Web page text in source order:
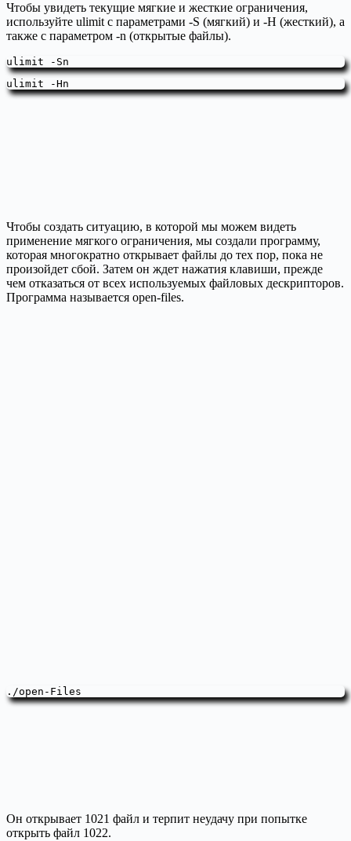
Чтобы увидеть текущие мягкие и жесткие ограничения,
используйте ulimit с параметрами -S (мягкий) и -H (жесткий), а
также с параметром -n (открытые файлы).
ulimit -Sn
ulimit -Hn
Чтобы создать ситуацию, в которой мы можем видеть
применение мягкого ограничения, мы создали программу,
которая многократно открывает файлы до тех пор, пока не
произойдет сбой. Затем он ждет нажатия клавиши, прежде
чем отказаться от всех используемых файловых дескрипторов.
Программа называется open-files.
./open-Files
Он открывает 1021 файл и терпит неудачу при попытке
открыть файл 1022.